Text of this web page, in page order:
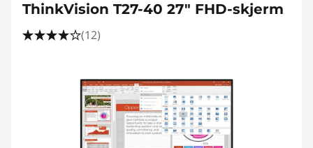
ThinkVision T27-40 27" FHD-skjerm
(12)